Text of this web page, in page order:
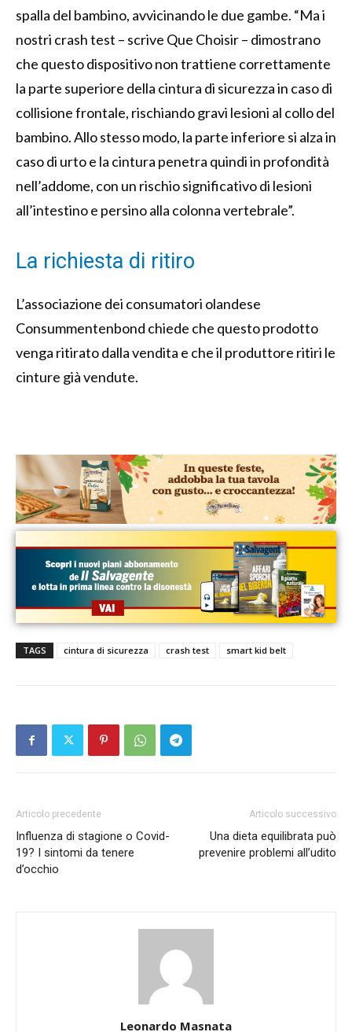
spalla del bambino, avvicinando le due gambe. “Ma i
nostri crash test – scrive Que Choisir – dimostrano
che questo dispositivo non trattiene correttamente
la parte superiore della cintura di sicurezza in caso di
collisione frontale, rischiando gravi lesioni al collo del
bambino. Allo stesso modo, la parte inferiore si alza in
caso di urto e la cintura penetra quindi in profondità
nell’addome, con un rischio significativo di lesioni
all’intestino e persino alla colonna vertebrale”.
La richiesta di ritiro
L’associazione dei consumatori olandese
Consummentenbond chiede che questo prodotto
venga ritirato dalla vendita e che il produttore ritiri le
cinture già vendute.
TAGS cintura di sicurezza crash test smart kid belt
Articolo precedente
Influenza di stagione o Covid-
19? I sintomi da tenere
d’occhio
Articolo successivo
Una dieta equilibrata può
prevenire problemi all’udito
Leonardo Masnata